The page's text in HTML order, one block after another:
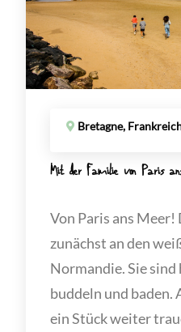
Bretagne,
Mit der Familie von Paris
Von Paris ans Meer!
zunächst an den
Normandie. Sie
buddeln und baden.
ein Stück weiter